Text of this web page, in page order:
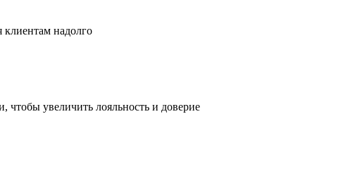
клиентам надолго
увеличить лояльность и доверие